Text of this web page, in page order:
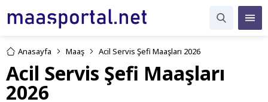
Anasayfa Maaş Acil Servis Şefi Maaşları 2026
Acil Servis Şefi Maaşları
2026